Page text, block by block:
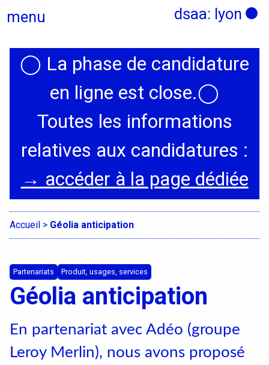
menu dsaa: lyon
Actualités
Candidatures
Graphisme, médias, médiations
Espace, Usages, Territoires
Textile, territoires, mutations
Catalogue de cours
International
◯ La phase de candidature
en ligne est close.◯
Toutes les informations
relatives aux candidatures :
→ accéder à la page dédiée
Accueil > Géolia anticipation
Partenariats Produit, usages, services
Géolia anticipation
En partenariat avec Adéo (groupe
Leroy Merlin), nous avons proposé